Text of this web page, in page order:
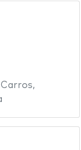
Carros,